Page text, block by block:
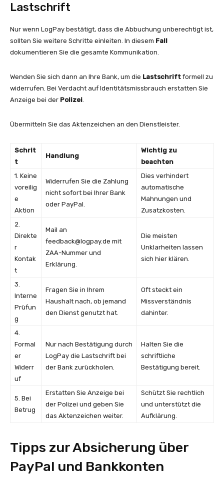
Lastschrift
Nur wenn LogPay bestätigt, dass die Abbuchung unberechtigt ist,
sollten Sie weitere Schritte einleiten. In diesem Fall
dokumentieren Sie die gesamte Kommunikation.
Wenden Sie sich dann an Ihre Bank, um die Lastschrift formell zu
widerrufen. Bei Verdacht auf Identitätsmissbrauch erstatten Sie
Anzeige bei der Polizei.
Übermitteln Sie das Aktenzeichen an den Dienstleister.
Schrit
t
Handlung
Wichtig zu
beachten
1. Keine
voreilig
e
Aktion
Widerrufen Sie die Zahlung
nicht sofort bei Ihrer Bank
oder PayPal.
Dies verhindert
automatische
Mahnungen und
Zusatzkosten.
2.
Direkte
r
Kontak
t
Mail an
feedback@logpay.de mit
ZAA-Nummer und
Erklärung.
Die meisten
Unklarheiten lassen
sich hier klären.
3.
Interne
Prüfun
g
Fragen Sie in Ihrem
Haushalt nach, ob jemand
den Dienst genutzt hat.
Oft steckt ein
Missverständnis
dahinter.
4.
Formal
er
Widerr
uf
Nur nach Bestätigung durch
LogPay die Lastschrift bei
der Bank zurückholen.
Halten Sie die
schriftliche
Bestätigung bereit.
5. Bei
Betrug
Erstatten Sie Anzeige bei
der Polizei und geben Sie
das Aktenzeichen weiter.
Schützt Sie rechtlich
und unterstützt die
Aufklärung.
Tipps zur Absicherung über
PayPal und Bankkonten